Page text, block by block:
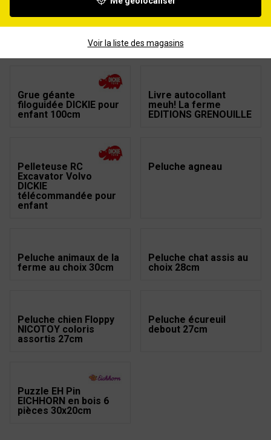
70cm
Grue géante
filoguidée DICKIE pour
enfant 100cm
Livre autocollant
meuh! La ferme
EDITIONS GRENOUILLE
Pelleteuse RC
Excavator Volvo
DICKIE
télécommandée pour
enfant
Peluche agneau
Peluche animaux de la
ferme au choix 30cm
Peluche chat assis au
choix 28cm
Peluche chien Floppy
NICOTOY coloris
assortis 27cm
Peluche écureuil
debout 27cm
Puzzle EH Pin
EICHHORN en bois 6
pièces 30x20cm
Voir la liste des magasins